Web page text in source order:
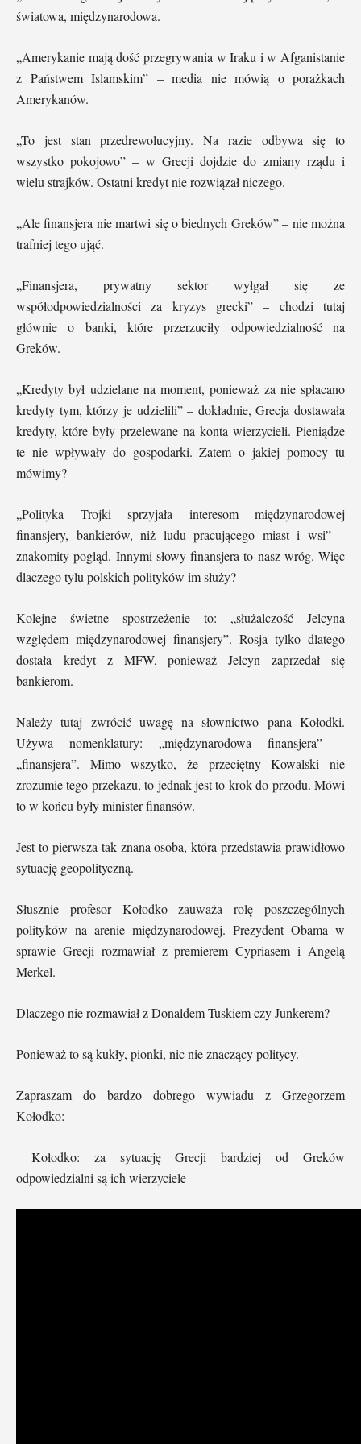
światowa, międzynarodowa.
„Amerykanie mają dość przegrywania w Iraku i w Afganistanie
z Państwem Islamskim” – media nie mówią o porażkach
Amerykanów.
„To jest stan przedrewolucyjny. Na razie odbywa się to
wszystko pokojowo” – w Grecji dojdzie do zmiany rządu i
wielu strajków. Ostatni kredyt nie rozwiązał niczego.
„Ale finansjera nie martwi się o biednych Greków” – nie można
trafniej tego ująć.
„Finansjera, prywatny sektor wyłgał się ze
współodpowiedzialności za kryzys grecki” – chodzi tutaj
głównie o banki, które przerzuciły odpowiedzialność na
Greków.
„Kredyty był udzielane na moment, ponieważ za nie spłacano
kredyty tym, którzy je udzielili” – dokładnie, Grecja dostawała
kredyty, które były przelewane na konta wierzycieli. Pieniądze
te nie wpływały do gospodarki. Zatem o jakiej pomocy tu
mówimy?
„Polityka Trojki sprzyjała interesom międzynarodowej
finansjery, bankierów, niż ludu pracującego miast i wsi” –
znakomity pogląd. Innymi słowy finansjera to nasz wróg. Więc
dlaczego tylu polskich polityków im służy?
Kolejne świetne spostrzeżenie to: „służalczość Jelcyna
względem międzynarodowej finansjery”. Rosja tylko dlatego
dostała kredyt z MFW, ponieważ Jelcyn zaprzedał się
bankierom.
Należy tutaj zwrócić uwagę na słownictwo pana Kołodki.
Używa nomenklatury: „międzynarodowa finansjera” –
„finansjera”. Mimo wszytko, że przeciętny Kowalski nie
zrozumie tego przekazu, to jednak jest to krok do przodu. Mówi
to w końcu były minister finansów.
Jest to pierwsza tak znana osoba, która przedstawia prawidłowo
sytuację geopolityczną.
Słusznie profesor Kołodko zauważa rolę poszczególnych
polityków na arenie międzynarodowej. Prezydent Obama w
sprawie Grecji rozmawiał z premierem Cypriasem i Angelą
Merkel.
Dlaczego nie rozmawiał z Donaldem Tuskiem czy Junkerem?
Ponieważ to są kukły, pionki, nic nie znaczący politycy.
Zapraszam do bardzo dobrego wywiadu z Grzegorzem
Kołodko:
Kołodko: za sytuację Grecji bardziej od Greków
odpowiedzialni są ich wierzyciele